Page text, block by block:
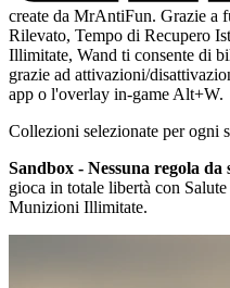
create da MrAntiFun. Grazie a
Rilevato, Tempo di Recupero
Illimitate, Wand ti consente di
grazie ad attivazioni/
app o l'overlay in-game Alt+W.
Collezioni selezionate per ogni
Sandbox - Nessuna regola da
gioca in totale libertà con
Munizioni Illimitate.